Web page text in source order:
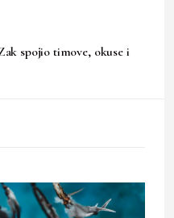
spojio timove, okuse i